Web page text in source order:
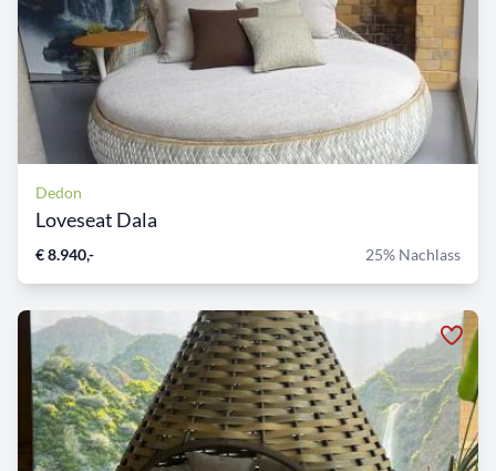
Dedon
Loveseat Dala
€ 8.940,- 25% Nachlass